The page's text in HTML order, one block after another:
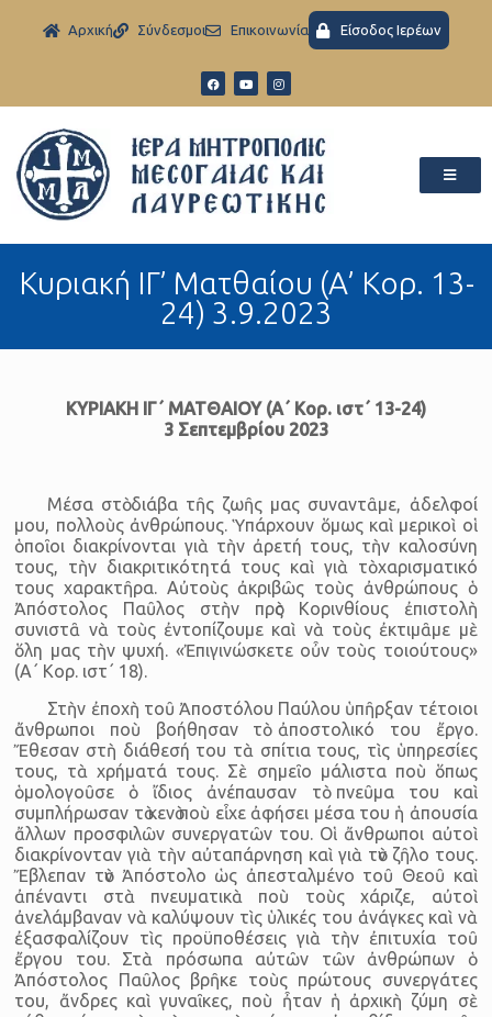
Aρχική Σύνδεσμοι Eπικοινωνία Είσοδος Ιερέων
Κυριακή ΙΓ’ Ματθαίου (Α’ Κορ. 13-
24) 3.9.2023
ΚΥΡΙΑΚΗ ΙΓ΄ ΜΑΤΘΑΙΟΥ (Α΄ Κορ. ιστ΄ 13-24)
3 Σεπτεμβρίου 2023
Μέσα στὸ διάβα τῆς ζωῆς μας συναντᾶμε, ἀδελφοί
μου, πολλοὺς ἀνθρώπους. Ὑπάρχουν ὅμως καὶ μερικοὶ οἱ
ὁποῖοι διακρίνονται γιὰ τὴν ἀρετή τους, τὴν καλοσύνη
τους, τὴν διακριτικότητά τους καὶ γιὰ τὸ χαρισματικό
τους χαρακτῆρα. Αὐτοὺς ἀκριβῶς τοὺς ἀνθρώπους ὁ
Ἀπόστολος Παῦλος στὴν πρὸς Κορινθίους ἐπιστολὴ
συνιστᾶ νὰ τοὺς ἐντοπίζουμε καὶ νὰ τοὺς ἐκτιμᾶμε μὲ
ὅλη μας τὴν ψυχή. «Ἐπιγινώσκετε οὖν τοὺς τοιούτους»
(Α΄ Κορ. ιστ΄ 18).
Στὴν ἐποχὴ τοῦ Ἀποστόλου Παύλου ὑπῆρξαν τέτοιοι
ἄνθρωποι ποὺ βοήθησαν τὸ ἀποστολικό του ἔργο.
Ἔθεσαν στὴ διάθεσή του τὰ σπίτια τους, τὶς ὑπηρεσίες
τους, τὰ χρήματά τους. Σὲ σημεῖο μάλιστα ποὺ ὅπως
ὁμολογοῦσε ὁ ἴδιος ἀνέπαυσαν τὸ πνεῦμα του καὶ
συμπλήρωσαν τὸ κενὸ ποὺ εἶχε ἀφήσει μέσα του ἡ ἀπουσία
ἄλλων προσφιλῶν συνεργατῶν του. Οἱ ἄνθρωποι αὐτοὶ
διακρίνονταν γιὰ τὴν αὐταπάρνηση καὶ γιὰ τὸν ζῆλο τους.
Ἔβλεπαν τὸν Ἀπόστολο ὡς ἀπεσταλμένο τοῦ Θεοῦ καὶ
ἀπέναντι στὰ πνευματικὰ ποὺ τοὺς χάριζε, αὐτοὶ
ἀνελάμβαναν νὰ καλύψουν τὶς ὑλικές του ἀνάγκες καὶ νὰ
ἐξασφαλίζουν τὶς προϋποθέσεις γιὰ τὴν ἐπιτυχία τοῦ
ἔργου του. Στὰ πρόσωπα αὐτῶν τῶν ἀνθρώπων ὁ
Ἀπόστολος Παῦλος βρῆκε τοὺς πρώτους συνεργάτες
του, ἄνδρες καὶ γυναῖκες, ποὺ ἦταν ἡ ἀρχικὴ ζύμη σὲ